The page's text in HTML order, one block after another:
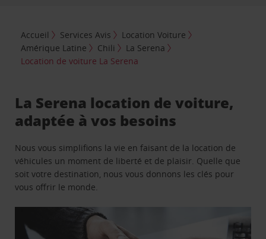
Accueil Services Avis
Location Voiture
Amérique Latine
Chili
La Serena
Location de voiture La Serena
La Serena location de voiture,
adaptée à vos besoins
Nous vous simplifions la vie en faisant de la location de
véhicules un moment de liberté et de plaisir. Quelle que
soit votre destination, nous vous donnons les clés pour
vous offrir le monde.